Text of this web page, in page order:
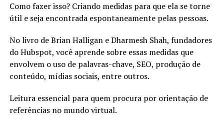
Como fazer isso? Criando medidas para que ela se torne
útil e seja encontrada espontaneamente pelas pessoas.
No livro de Brian Halligan e Dharmesh Shah, fundadores
do Hubspot, você aprende sobre essas medidas que
envolvem o uso de palavras-chave, SEO, produção de
conteúdo, mídias sociais, entre outros.
Leitura essencial para quem procura por orientação de
referências no mundo virtual.